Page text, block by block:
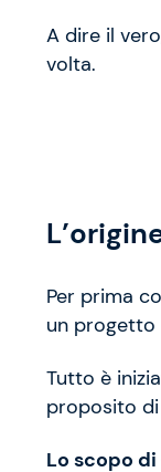
A dire il
volta.
Per prima
un progetto
Tutto è
proposito
Lo scopo